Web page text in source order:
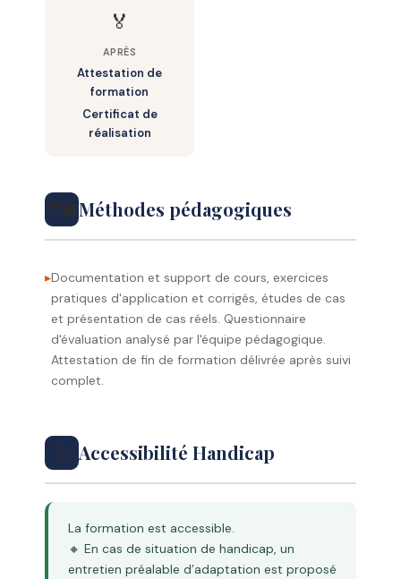
– — Conclusion & Évaluation des
🏅
APRÈS
Attestation de
formation
Certificat de
réalisation
🧑‍🏫Méthodes pédagogiques
Documentation et support de cours, exercices
pratiques d'application et corrigés, études de cas
et présentation de cas réels. Questionnaire
d'évaluation analysé par l'équipe pédagogique.
Attestation de fin de formation délivrée après suivi
complet.
♿ Accessibilité Handicap
La formation est accessible.
🔸 En cas de situation de handicap, un
entretien préalable d’adaptation est proposé